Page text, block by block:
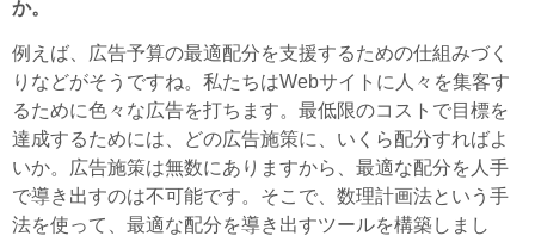
か。
例えば、広告予算の最適配分を支援するための仕組みづく
りなどがそうですね。私たちはWebサイトに人々を集客す
るために色々な広告を打ちます。最低限のコストで目標を
達成するためには、どの広告施策に、いくら配分すればよ
いか。広告施策は無数にありますから、最適な配分を人手
で導き出すのは不可能です。そこで、数理計画法という手
法を使って、最適な配分を導き出すツールを構築しまし